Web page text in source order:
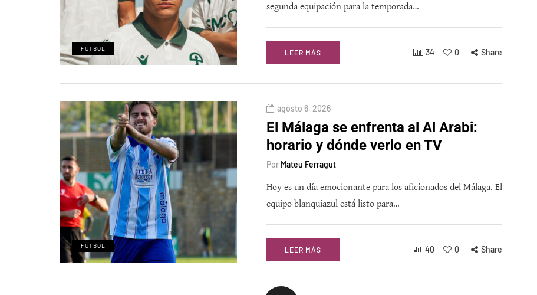
FÚTBOL
segunda equipación para la temporada…
LEER MÁS 34 0 Share
FÚTBOL
agosto 6, 2026
El Málaga se enfrenta al Al Arabi:
horario y dónde verlo en TV
Por Mateu Ferragut
Hoy es un día emocionante para los aficionados del Málaga. El
equipo blanquiazul está listo para…
LEER MÁS 40 0 Share